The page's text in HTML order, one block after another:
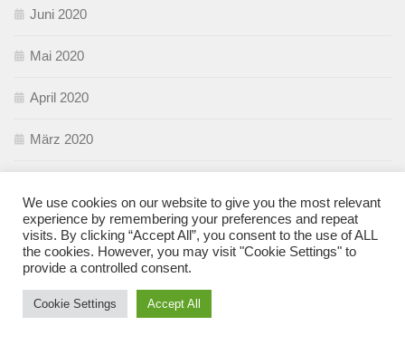
Juni 2020
Mai 2020
April 2020
März 2020
Januar 2020
Dezember 2019
November 2019
We use cookies on our website to give you the most relevant
experience by remembering your preferences and repeat
visits. By clicking “Accept All”, you consent to the use of ALL
the cookies. However, you may visit "Cookie Settings" to
provide a controlled consent.
Cookie Settings Accept All